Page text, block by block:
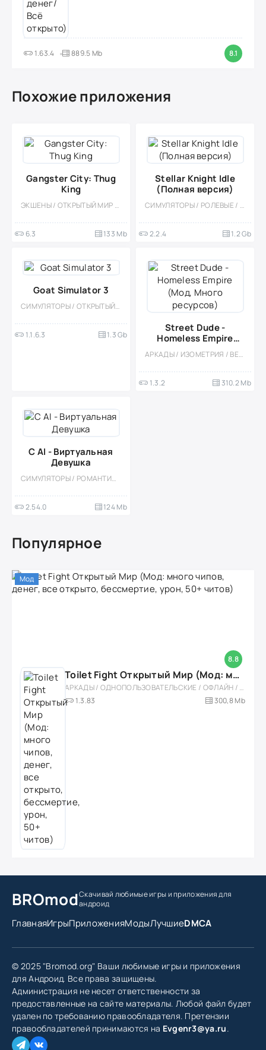
1.63.4 889.5 Mb 8.1
Похожие приложения
Gangster City: Thug
King
ЭКШЕНЫ / ОТКРЫТЫЙ МИР / СИМУЛЯТОРЫ / ОДНОПОЛЬЗОВАТЕЛЬСКИЕ / СТИЛИЗАЦИЯ / 3D
6.3 133 Mb
Stellar Knight Idle
(Полная версия)
СИМУЛЯТОРЫ / РОЛЕВЫЕ / ЭКШЕНЫ / КАЗУАЛЬНЫЕ / МНОГОПОЛЬЗОВАТЕЛЬСКАЯ / СОРЕВНОВАТЕЛЬНАЯ / ОДНОПОЛЬЗОВАТЕЛЬСКИЕ / СТИЛИЗАЦИЯ / ФЭНТЕЗИ / ПРИКЛЮЧЕНИЕ / 3D / ОТКРЫТЫЙ МИР / АНИМЕ / ИЗОМЕТРИЯ
2.2.4 1.2 Gb
Goat Simulator 3
СИМУЛЯТОРЫ / ОТКРЫТЫЙ МИР / ПРИКЛЮЧЕНИЕ / ПЕСОЧНИЦЫ / ПЛАТНАЯ / МНОГОПОЛЬЗОВАТЕЛЬСКАЯ / СТИЛИЗАЦИЯ / ОДНОПОЛЬЗОВАТЕЛЬСКИЕ / ВСТРОЕННЫЙ КЕШ / МОД / БОЛЬШАЯ / 3D / ВЕСЁЛАЯ / ДЛЯ ДЕТЕЙ
1.1.6.3 1.3 Gb
Street Dude -
Homeless Empire
(Мод, Много
ресурсов)
АРКАДЫ / ИЗОМЕТРИЯ / ВЕСЁЛАЯ / КАЗУАЛЬНЫЕ / ОДНОПОЛЬЗОВАТЕЛЬСКИЕ / СТИЛИЗАЦИЯ / ОФЛАЙН / СИМУЛЯТОРЫ / МОД
1.3.2 310.2 Mb
C AI - Виртуальная
Девушка
СИМУЛЯТОРЫ / РОМАНТИЧЕСКИЕ ЗНАКОМСТВА / ЗНАКОМСТВА / МОД / ВСТРОЕННЫЙ КЕШ
2.54.0 124 Mb
Популярное
8.8
Мод
Toilet Fight Открытый Мир (Мод: много чипов, денег, все открыто, бессмертие, урон, 50+ читов)
АРКАДЫ / ОДНОПОЛЬЗОВАТЕЛЬСКИЕ / ОФЛАЙН / МОД / РОЛЕВЫЕ / ШУТЕРЫ / ОТКРЫТЫЙ МИР / ВСТРОЕННЫЙ КЕШ / 3D / ЭКШЕНЫ / ТУАЛЕТНЫЕ ВОЙНЫ / ДЛЯ ДЕТЕЙ
1.3.83
300,8 Mb
BROmodСкачивай любимые игрыи приложения для
андроид
ГлавнаяИгрыПриложенияМодыЛучшиеDMCA
© 2025 "Bromod.org" Ваши любимые игры и приложения
для Андроид. Все права защищены.
Администрация не несет ответственности за
предоставленные на сайте материалы. Любой файл будет
удален по требованию правообладателя. Претензии
правообладателей принимаются на Evgenr3@ya.ru.